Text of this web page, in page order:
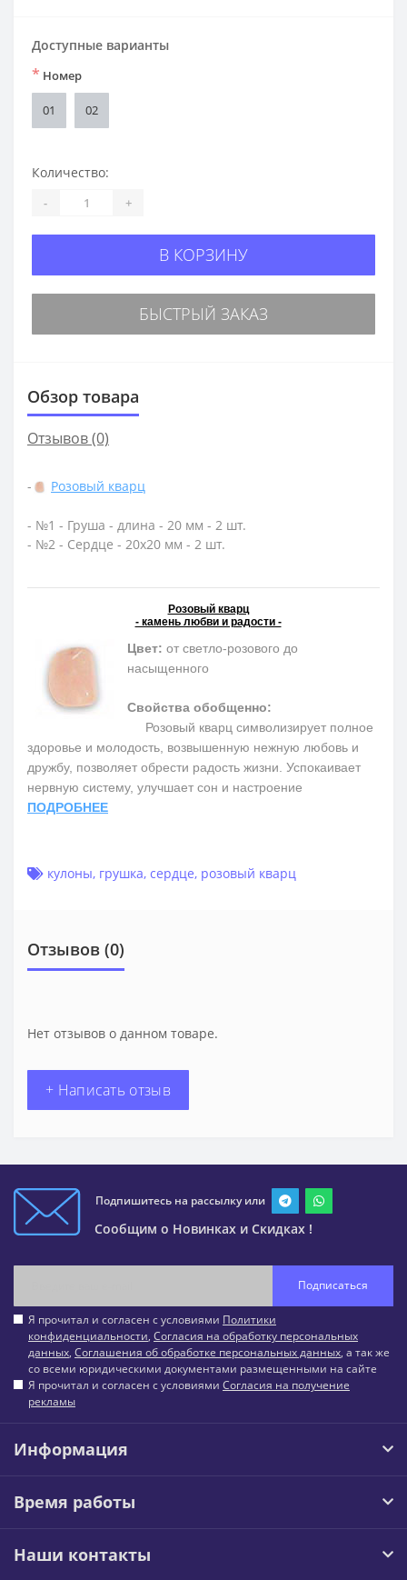
Доступные варианты
* Номер
01 02
Количество:
- +
В КОРЗИНУ
БЫСТРЫЙ ЗАКАЗ
Обзор товара
Отзывов (0)
- Розовый кварц
- №1 - Груша - длина - 20 мм - 2 шт.
- №2 - Сердце - 20х20 мм - 2 шт.
Розовый кварц
- камень любви и радости -
Цвет: от светло-розового до
насыщенного
Свойства обобщенно:
Розовый кварц символизирует полное
здоровье и молодость, возвышенную нежную любовь и
дружбу, позволяет обрести радость жизни. Успокаивает
нервную систему, улучшает сон и настроение
ПОДРОБНЕЕ
кулоны, грушка, сердце, розовый кварц
Отзывов (0)
Нет отзывов о данном товаре.
+ Написать отзыв
Подпишитесь на рассылку или
Сообщим о Новинках и Скидках !
Подписаться
Я прочитал и согласен с условиями Политики
конфиденциальности, Согласия на обработку персональных
данных, Соглашения об обработке персональных данных, а так же
со всеми юридическими документами размещенными на сайте
Я прочитал и согласен с условиями Согласия на получение
рекламы
Информация
Время работы
Наши контакты